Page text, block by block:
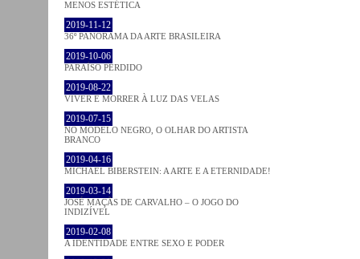
MENOS ESTÉTICA
2019-11-12
36º PANORAMA DA ARTE BRASILEIRA
2019-10-06
PARAÍSO PERDIDO
2019-08-22
VIVER E MORRER À LUZ DAS VELAS
2019-07-15
NO MODELO NEGRO, O OLHAR DO ARTISTA
BRANCO
2019-04-16
MICHAEL BIBERSTEIN: A ARTE E A ETERNIDADE!
2019-03-14
JOSÉ MAÇÃS DE CARVALHO – O JOGO DO
INDIZÍVEL
2019-02-08
A IDENTIDADE ENTRE SEXO E PODER